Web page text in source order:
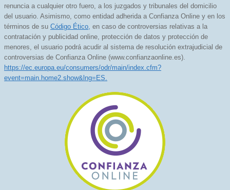
renuncia a cualquier otro fuero, a los juzgados y tribunales del domicilio
del usuario. Asimismo, como entidad adherida a Confianza Online y en los
términos de su Código Ético, en caso de controversias relativas a la
contratación y publicidad online, protección de datos y protección de
menores, el usuario podrá acudir al sistema de resolución extrajudicial de
controversias de Confianza Online (www.confianzaonline.es).
https://ec.europa.eu/consumers/odr/main/index.cfm?
event=main.home2.show&lng=ES.